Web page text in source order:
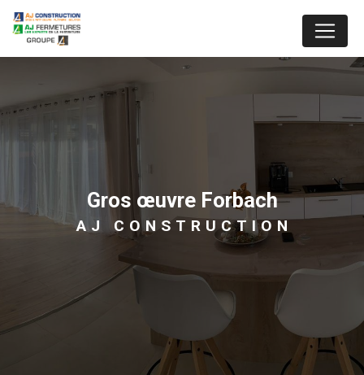
gros œuvre Forbach
AJ CONSTRUCTION
Panneau de gestion des cookies